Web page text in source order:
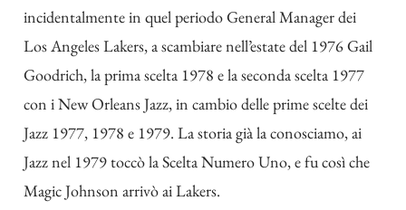
incidentalmente in quel periodo General Manager dei
Los Angeles Lakers, a scambiare nell’estate del 1976 Gail
Goodrich, la prima scelta 1978 e la seconda scelta 1977
con i New Orleans Jazz, in cambio delle prime scelte dei
Jazz 1977, 1978 e 1979. La storia già la conosciamo, ai
Jazz nel 1979 toccò la Scelta Numero Uno, e fu così che
Magic Johnson arrivò ai Lakers.